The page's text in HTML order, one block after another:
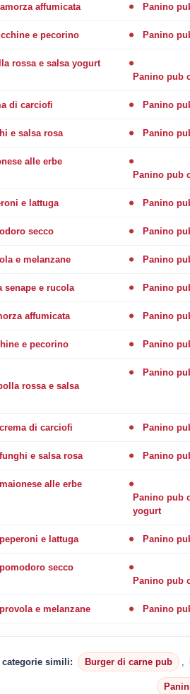
affumicata Panino
e pecorino Panino
rossa e salsa yogurt
Panino pub
di carciofi Panino
e salsa rosa Panino
alle erbe
Panino pub
e lattuga Panino
secco Panino
e melanzane Panino
senape e rucola Panino
affumicata Panino
e pecorino Panino
rossa e salsa
Panino
di carciofi Panino
e salsa rosa Panino
alle erbe
Panino pub
yogurt
e lattuga Panino
secco
Panino pub
e melanzane Panino
categorie simili: Burger di carne pub